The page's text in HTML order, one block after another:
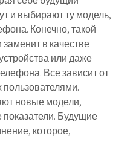
и выбирают ту модель,
Конечно, такой
в качестве
или даже
Все зависит от
новые модели,
Будущие
которое,